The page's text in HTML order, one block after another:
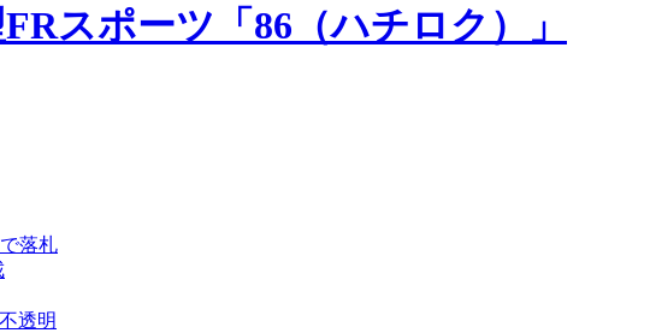
スポーツ「86（ハチロク）」
落札
透明